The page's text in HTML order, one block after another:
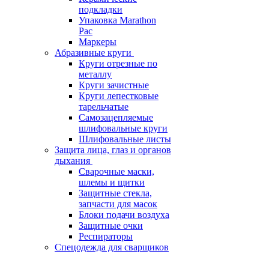
подкладки
Упаковка Marathon
Pac
Маркеры
Абразивные круги
Круги отрезные по
металлу
Круги зачистные
Круги лепестковые
тарельчатые
Самозацепляемые
шлифовальные круги
Шлифовальные листы
Защита лица, глаз и органов
дыхания
Сварочные маски,
шлемы и щитки
Защитные стекла,
запчасти для масок
Блоки подачи воздуха
Защитные очки
Респираторы
Спецодежда для сварщиков